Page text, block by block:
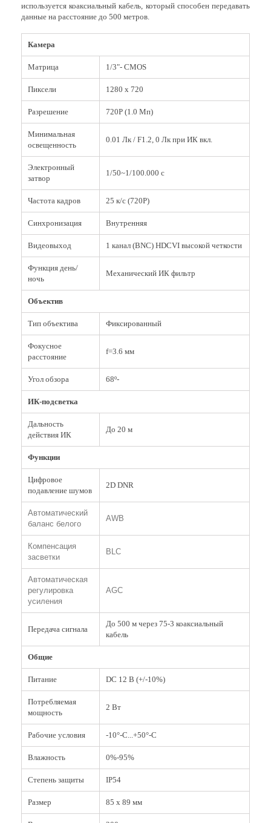
используется коаксиальный кабель, который способен передавать
данные на расстояние до 500 метров.
Камера
Матрица 1/3"- CMOS
Пиксели 1280 x 720
Разрешение 720P (1.0 Мп)
Минимальная
освещенность
0.01 Лк / F1.2, 0 Лк при ИК вкл.
Электронный
затвор
1/50~1/100.000 с
Частота кадров 25 к/с (720P)
Синхронизация Внутренняя
Видеовыход 1 канал (BNC) HDCVI высокой четкости
Функция день/
ночь
Механический ИК фильтр
Объектив
Тип объектива Фиксированный
Фокусное
расстояние
f=3.6 мм
Угол обзора 68º-
ИК-подсветка
Дальность
действия ИК
До 20 м
Функции
Цифровое
подавление шумов
2D DNR
Автоматический
баланс белого
AWB
Компенсация
засветки
BLC
Автоматическая
регулировка
усиления
AGC
Передача сигнала
До 500 м через 75-3 коаксиальный
кабель
Общие
Питание DC 12 В (+/-10%)
Потребляемая
мощность
2 Вт
Рабочие условия -10°-C...+50°-C
Влажность 0%-95%
Степень защиты IP54
Размер 85 х 89 мм